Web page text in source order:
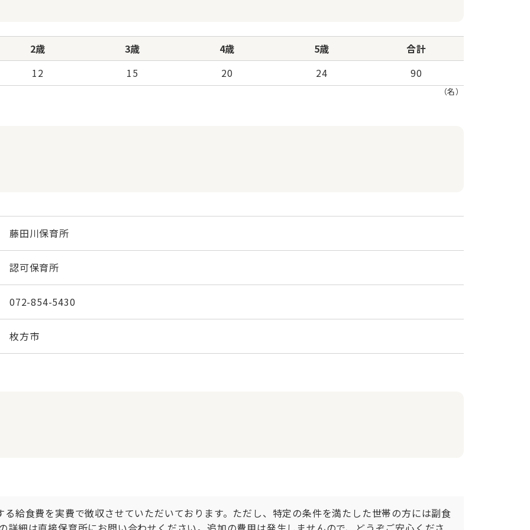
2歳 3歳 4歳 5歳
合計
12
15 20 24 90
（名）
藤田川保育所
認可保育所
072-854-5430
枚方市
給食費を実費で徴収させていただいております。ただし、特定の条件を満たした世帯の方には副食